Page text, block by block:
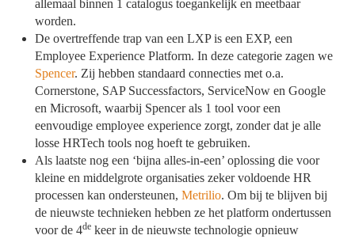
allemaal binnen 1 catalogus toegankelijk en meetbaar
worden.
De overtreffende trap van een LXP is een EXP, een
Employee Experience Platform. In deze categorie zagen we
Spencer. Zij hebben standaard connecties met o.a.
Cornerstone, SAP Successfactors, ServiceNow en Google
en Microsoft, waarbij Spencer als 1 tool voor een
eenvoudige employee experience zorgt, zonder dat je alle
losse HRTech tools nog hoeft te gebruiken.
Als laatste nog een ‘bijna alles-in-een’ oplossing die voor
kleine en middelgrote organisaties zeker voldoende HR
processen kan ondersteunen,Metrilio. Om bij te blijven bij
de nieuwste technieken hebben ze het platform ondertussen
voor de 4de keer in de nieuwste technologie opnieuw